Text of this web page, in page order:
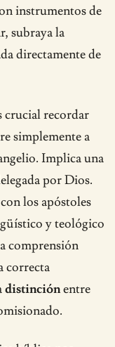
instrumentos de
subraya la
directamente de
crucial recordar
simplemente a
Implica una
por Dios.
los apóstoles
y teológico
comprensión
correcta
distinciónentre